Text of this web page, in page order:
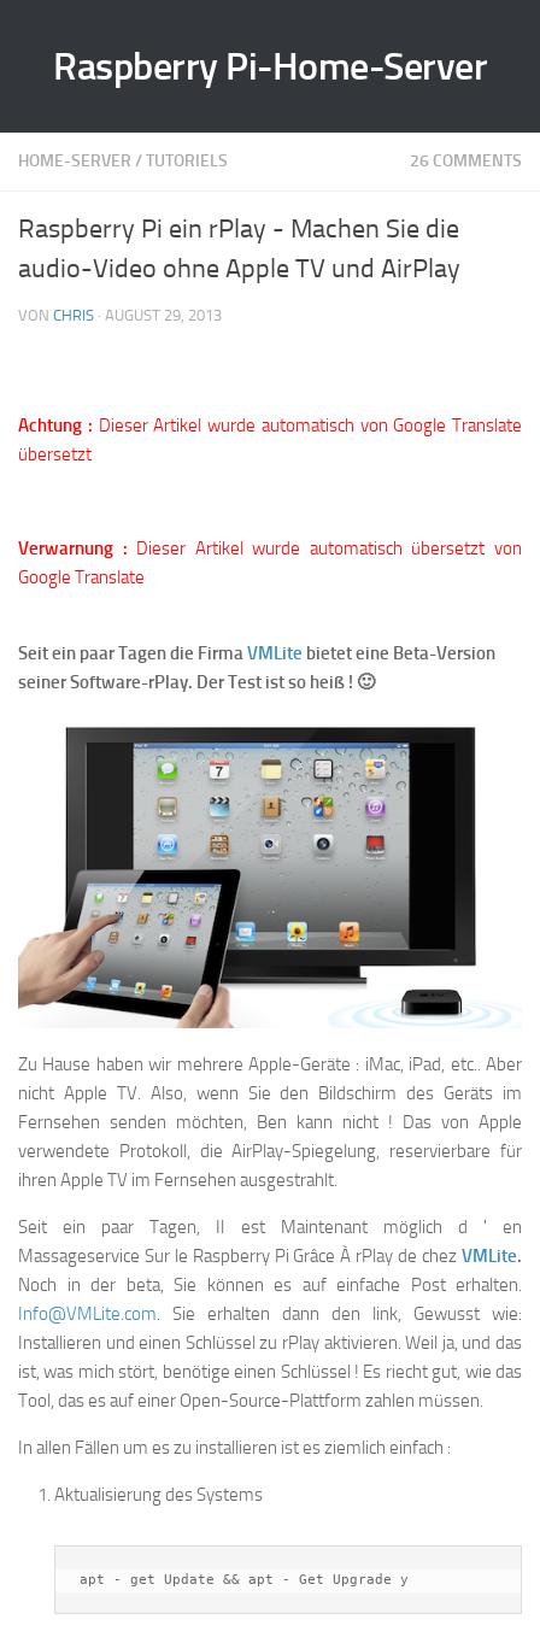
Raspberry Pi-Home-Server
HOME-SERVER /TUTORIELS 26 COMMENTS
Raspberry Pi ein rPlay - Machen Sie die
audio-Video ohne Apple TV und AirPlay
VON CHRIS · AUGUST 29, 2013
Achtung : Dieser Artikel wurde automatisch von Google Translate
übersetzt
Verwarnung : Dieser Artikel wurde automatisch übersetzt von
Google Translate
Seit ein paar Tagen die FirmaVMLite bietet eine Beta-Version
seiner Software-rPlay. Der Test ist so heiß ! 🙂
Zu Hause haben wir mehrere Apple-Geräte : iMac, iPad, etc.. Aber
nicht Apple TV. Also, wenn Sie den Bildschirm des Geräts im
Fernsehen senden möchten, Ben kann nicht ! Das von Apple
verwendete Protokoll, die AirPlay-Spiegelung, reservierbare für
ihren Apple TV im Fernsehen ausgestrahlt.
Seit ein paar Tagen, Il est Maintenant möglich d ' en
Massageservice Sur le Raspberry Pi Grâce À rPlay de chez VMLite.
Noch in der beta, Sie können es auf einfache Post erhalten.
Info@VMLite.com. Sie erhalten dann den link, Gewusst wie:
Installieren und einen Schlüssel zu rPlay aktivieren. Weil ja, und das
ist, was mich stört, benötige einen Schlüssel ! Es riecht gut, wie das
Tool, das es auf einer Open-Source-Plattform zahlen müssen.
In allen Fällen um es zu installieren ist es ziemlich einfach :
Aktualisierung des Systems
apt - get Update && apt - Get Upgrade y